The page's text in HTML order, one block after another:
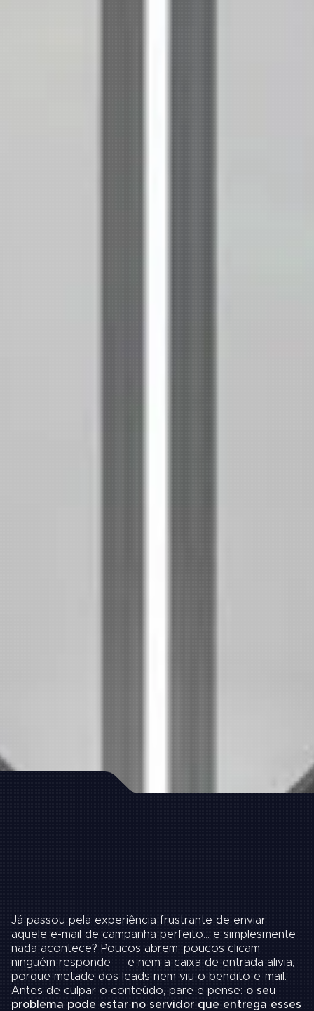
Já passou pela experiência frustrante de enviar
aquele e-mail de campanha perfeito… e simplesmente
nada acontece? Poucos abrem, poucos clicam,
ninguém responde — e nem a caixa de entrada alivia,
porque metade dos leads nem viu o bendito e-mail.
Antes de culpar o conteúdo, pare e pense: o seu
problema pode estar no servidor que entrega esses